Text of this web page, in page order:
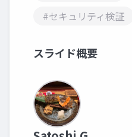
#セキュリティ検証
スライド概要